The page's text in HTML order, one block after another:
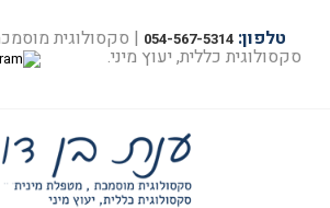
טלפון: 054-567-5314 | סקסולוגית
סקסולוגית כללית, יעוץ מיני.